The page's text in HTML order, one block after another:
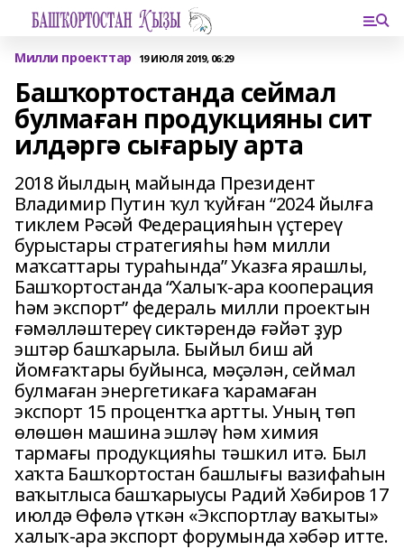
Милли проекттар 19 ИЮЛЯ 2019, 06:29
Башҡортостанда сеймал
булмаған продукцияны сит
илдәргә сығарыу арта
2018 йылдың майында Президент
Владимир Путин ҡул ҡуйған “2024 йылға
тиклем Рәсәй Федерацияһын үҫтереү
бурыстары стратегияһы һәм милли
маҡсаттары тураһында” Указға ярашлы,
Башҡортостанда “Халыҡ-ара кооперация
һәм экспорт” федераль милли проектын
ғәмәлләштереү сиктәрендә ғәйәт ҙур
эштәр башҡарыла. Быйыл биш ай
йомғаҡтары буйынса, мәҫәлән, сеймал
булмаған энергетикаға ҡарамаған
экспорт 15 процентҡа артты. Уның төп
өлөшөн машина эшләү һәм химия
тармағы продукцияһы тәшкил итә. Был
хаҡта Башҡортостан башлығы вазифаһын
ваҡытлыса башҡарыусы Радий Хәбиров 17
июлдә Өфөлә үткән «Экспортлау ваҡыты»
халыҡ-ара экспорт форумында хәбәр итте.